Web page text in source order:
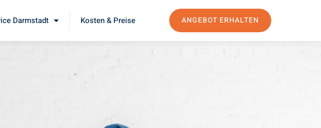
Darmstadt Kosten & Preise ANGEBOT ERHALTEN